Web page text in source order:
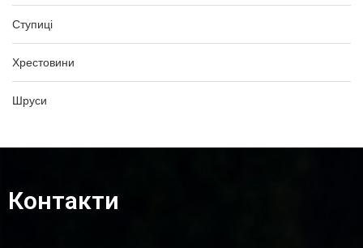
Ступиці
Хрестовини
Шруси
Контакти